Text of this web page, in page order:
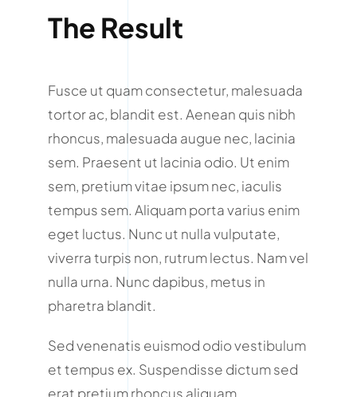
The Result
Fusce ut quam consectetur, malesuada
tortor ac, blandit est. Aenean quis nibh
rhoncus, malesuada augue nec, lacinia
sem. Praesent ut lacinia odio. Ut enim
sem, pretium vitae ipsum nec, iaculis
tempus sem. Aliquam porta varius enim
eget luctus. Nunc ut nulla vulputate,
viverra turpis non, rutrum lectus. Nam vel
nulla urna. Nunc dapibus, metus in
pharetra blandit.
Sed venenatis euismod odio vestibulum
et tempus ex. Suspendisse dictum sed
erat pretium rhoncus aliquam.